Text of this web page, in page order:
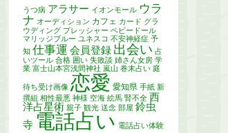
うつ病 アラサー イオンモール ウラ
ナ オーディション カフェ カード グラ
ウディング プレッシャー ベビードール
マリッジブルー ユネスコ 不安神経症 予
知 仕事運 会員登録 出会い 占
いツール 合格 囲い 失敗談 姉さん女房 学
業 富士山本宮浅間神社 嵐山 巻末占い 庭
待ち受け画像 恋愛 愛知県 手紙 新
撰組 相性最悪 神様 空海 絵馬 腎不全 西
洋占星術 親子 観光 送念 部屋 鈴虫
寺 電話占い 電話占い体験